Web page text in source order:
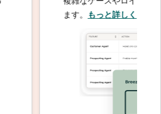
ます。もっと詳しく